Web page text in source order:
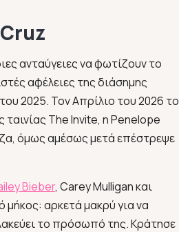
ανταύγειες να φωτίζουν το
αφέλειες της διάσημης
2025. Τον Απρίλιο του 2026 το
ταινίας The Invite, η Penelope
όμως αμέσως μετά επέστρεψε
Bieber, Carey Mulligan και
μήκος: αρκετά μακρύ για να
το πρόσωπό της. Κράτησε